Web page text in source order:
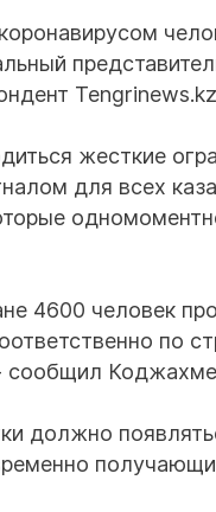
жесткие
для всех
4600 человек
по
сообщил
должно